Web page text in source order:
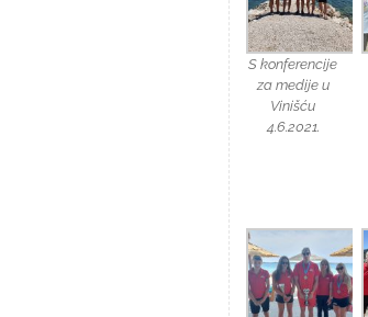
S konferencije
za medije u
Vinišću
4.6.2021.